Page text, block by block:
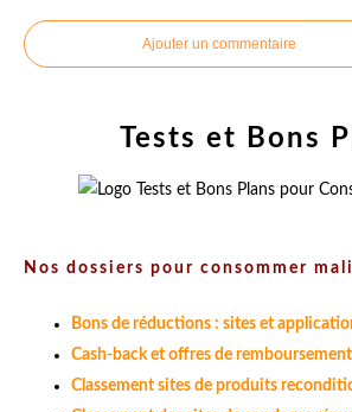
Ajouter un commentaire
Tests et Bons
Nos dossiers pour consommer
Bons de réductions : sites et
Cash-back et offres de remboursement
Classement sites de produits